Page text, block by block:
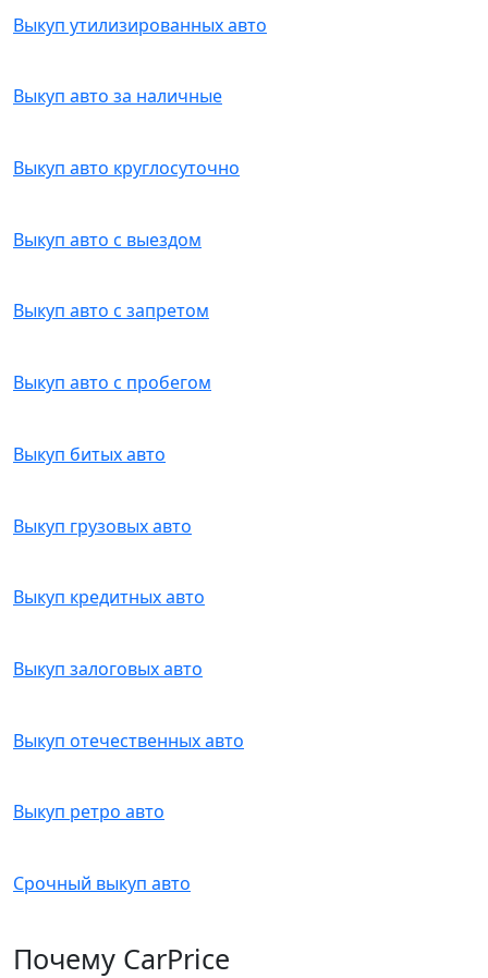
Выкуп утилизированных авто
Выкуп авто за наличные
Выкуп авто круглосуточно
Выкуп авто с выездом
Выкуп авто с запретом
Выкуп авто с пробегом
Выкуп битых авто
Выкуп грузовых авто
Выкуп кредитных авто
Выкуп залоговых авто
Выкуп отечественных авто
Выкуп ретро авто
Срочный выкуп авто
Почему CarPrice